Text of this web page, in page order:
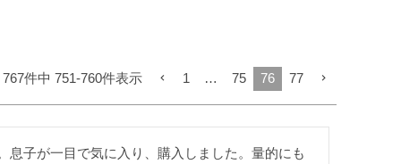
767件中 751-760件表示 1 … 75 76 77
子が一目で気に入り、購入しました。量的にも